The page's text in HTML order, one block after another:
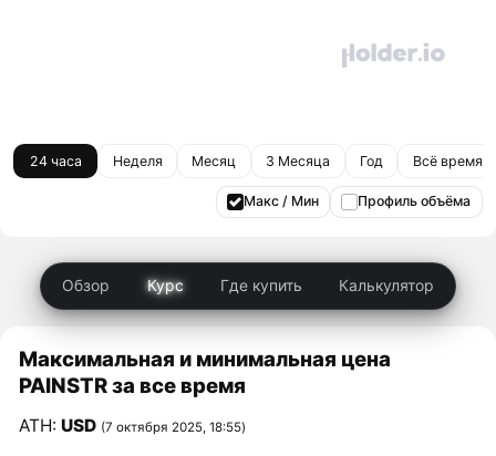
24 часа Неделя Месяц 3 Месяца Год Всё время
Макс / Мин Профиль объёма
Обзор Курс Где купить Калькулятор
Максимальная и минимальная цена
PAINSTR за все время
ATH:USD (7 октября 2025, 18:55)